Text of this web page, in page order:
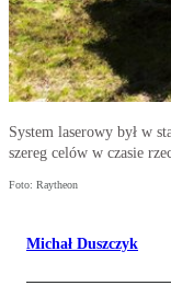
System laserowy był w
szereg celów w czasie
Foto: Raytheon
Michał Duszczyk